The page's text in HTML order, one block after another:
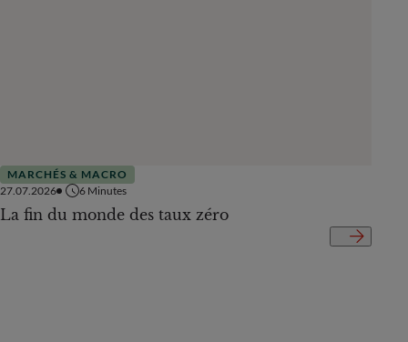
MARCHÉS & MACRO
27.07.2026
6 Minutes
La fin du monde des taux zéro